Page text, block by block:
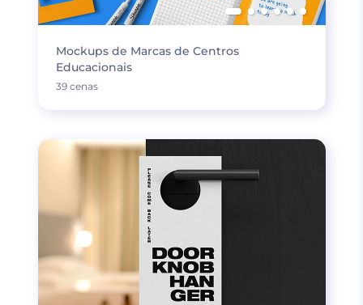
Mockups de Marcas de Centros
Educacionais
39 cenas